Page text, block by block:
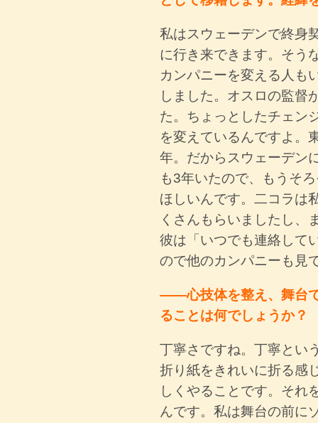
私はスウェーデンで終身
に行き来できます。そう
カンパニーを変える人も
しました。オスロの監督
た。ちょっとしたチェン
を変えているんですよ。
年。だからスウェーデン
も3年いたので、もうそ
ほしいんです。二コラは
くさんもらいましたし、
彼は「いつでも連絡して
ので他のカンパニーも見
――心技体を整え、舞台
ることは何でしょうか？
丁寧さですね。丁寧とい
折り紙をきれいに折る感
しくやることです。それ
んです。私は舞台の前に